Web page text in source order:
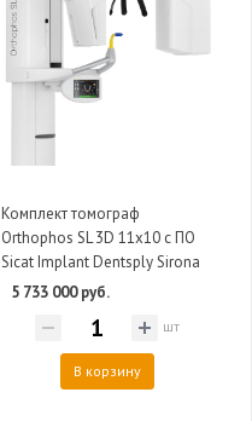
Комплект томограф
Orthophos SL 3D 11x10 с ПО
Sicat Implant Dentsply Sirona
5 733 000 руб.
шт
В корзину